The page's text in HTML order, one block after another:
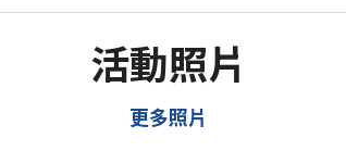
活動照片
更多照片